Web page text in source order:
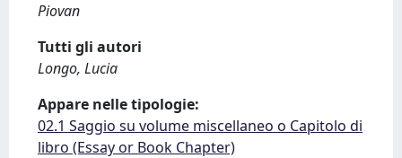
Piovan
Tutti gli autori
Longo, Lucia
Appare nelle tipologie:
02.1 Saggio su volume miscellaneo o Capitolo di
libro (Essay or Book Chapter)